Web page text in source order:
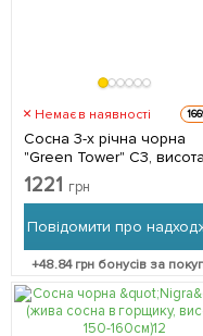
Немає в наявності
Сосна 3-х річна чорна
"Green Tower" С3, висота
35-40см 1 саджанець в
упаковці
1221 грн
Повідомити про
+48.84грн бонусів за